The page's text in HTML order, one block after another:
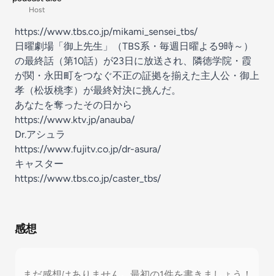
Host
https://www.tbs.co.jp/mikami_sensei_tbs/
日曜劇場「御上先生」（TBS系・毎週日曜よる9時～）
の最終話（第10話）が23日に放送され、隣徳学院・霞
が関・永田町をつなぐ不正の証拠を揃えた主人公・御上
孝（松坂桃李）が最終対決に挑んだ。
あなたを奪ったその日から
https://www.ktv.jp/anauba/
Dr.アシュラ
https://www.fujitv.co.jp/dr-asura/
キャスター
https://www.tbs.co.jp/caster_tbs/
感想